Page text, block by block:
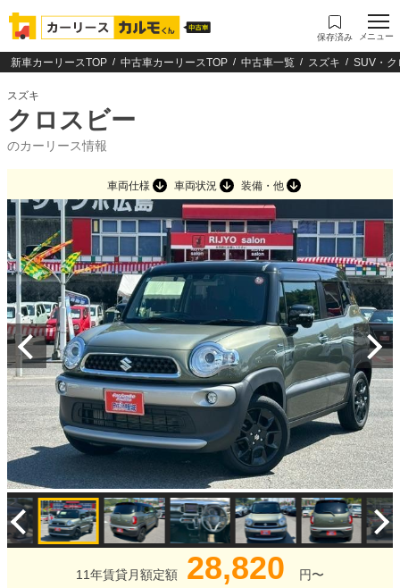
保存済み メニュー
新車カーリースTOP 中古車カーリースTOP 中古車一覧 スズキ SUV・ク
スズキ
クロスビー
のカーリース情報
車両仕様 車両状況 装備・他
11年賃貸月額定額 28,820 円〜